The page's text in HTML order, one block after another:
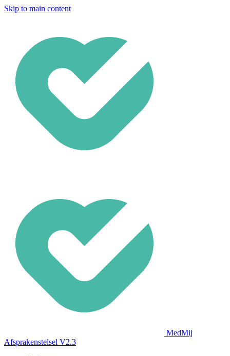
Skip to main content
MedMij
Afsprakenstelsel V2.3